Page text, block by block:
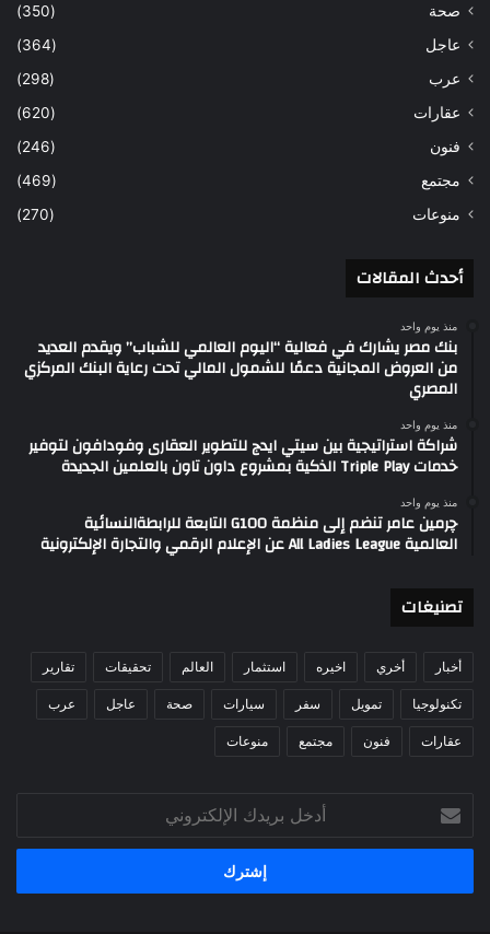
صحة
(350)
عاجل
(364)
عرب
(298)
عقارات
(620)
فنون
(246)
مجتمع
(469)
منوعات
(270)
أحدث المقالات
منذ يوم واحد
بنك مصر يشارك في فعالية “اليوم العالمي للشباب” ويقدم العديد
من العروض المجانية دعمًا للشمول المالي تحت رعاية البنك المركزي
المصري
منذ يوم واحد
شراكة استراتيجية بين سيتي ايدج للتطوير العقارى وفودافون لتوفير
خدمات Triple Play الذكية بمشروع داون تاون بالعلمين الجديدة
منذ يوم واحد
چرمين عامر تنضم إلى منظمة G100 التابعة للرابطةالنسائية
العالمية All Ladies League عن الإعلام الرقمي والتجارة الإلكترونية
تصنيغات
أخبار أخري اخيره استثمار العالم تحقيقات تقارير
تكنولوجيا تمويل سفر سيارات صحة عاجل عرب
عقارات فنون مجتمع منوعات
بريدك
الإلكتروني